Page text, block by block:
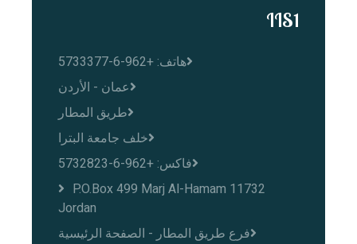
IIS1
هاتف: +962-6-5733377
عمان - الأردن
طريق المطار
خلف جامعة البترا
فاكس: +962-6-5732823
P.O.Box 499 Marj Al-Hamam 11732
Jordan
فرع طريق المطار - الصفحة الرئيسية